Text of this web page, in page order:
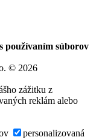
používaním súborov
© 2026
zážitku z
reklám alebo
personalizovaná